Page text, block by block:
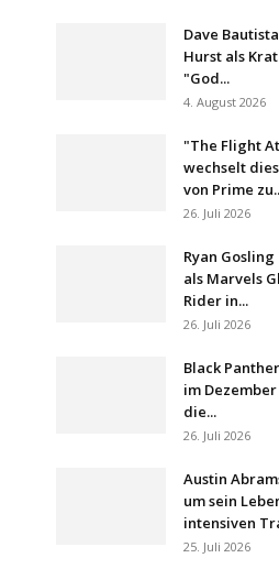
Dave
Hurst als
"God...
4. August 2026
"The Flight
wechselt
von Prime
26. Juli 2026
Ryan Gosling
als Marvels
Rider in...
26. Juli 2026
Black
im Dezember
die...
26. Juli 2026
Austin
um sein
intensiven
25. Juli 2026